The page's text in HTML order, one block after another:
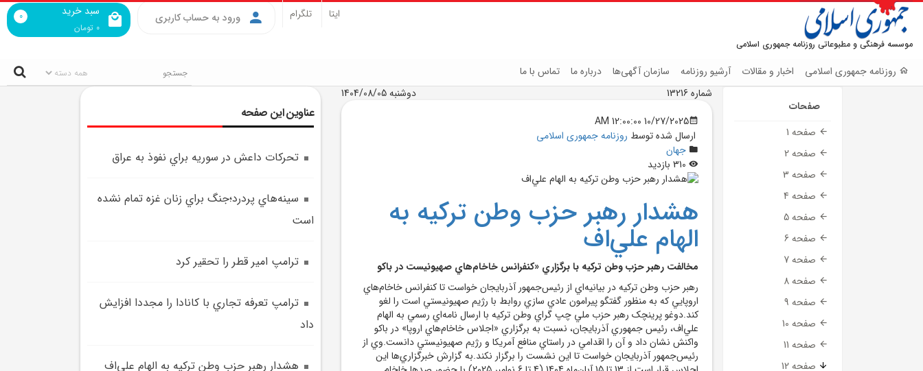
موسسه فرهنگی و مطبوعاتی روزنامه جمهوری اسلامی
سبد خرید
0 تومان
0 ورود به حساب کاربری ایتا تلگرام
روزنامه جمهوری اسلامی اخبار و مقالات آرشیو روزنامه سازمان آگهی‌ها درباره ما تماس با ما
صفحات
صفحه 1
صفحه 2
صفحه 3
صفحه 4
صفحه 5
صفحه 6
صفحه 7
صفحه 8
صفحه 9
صفحه 10
صفحه 11
صفحه 12
شماره 13216
دوشنبه 1404/08/05
10/27/2025 12:00:00 AM
ارسال شده توسط روزنامه جمهوری اسلامی
جهان
هشدار رهبر حزب وطن ترکيه به
الهام علي‌اف
مخالفت رهبر حزب وطن ترکيه با برگزاري «کنفرانس خاخام‌هاي صهيونيست در باکو
رهبر حزب وطن ترکيه در بيانيه‌اي از رئيس‌جمهور آذربايجان خواست تا کنفرانس خاخام‌هاي
اروپايي که به منظور گفتگو پيرامون عادي سازي روابط با رژيم صهيونيستي است را لغو
کند.دوغو پرينچک رهبر حزب ملي چپ گراي وطن ترکيه با ارسال نامه‌اي رسمي به الهام
علي‌اف، رئيس‌ جمهوري آذربايجان، نسبت به برگزاري «اجلاس خاخام‌هاي اروپا» در باکو
واکنش نشان داد و آن را اقدامي در راستاي منافع آمريکا و رژيم صهيونيستي دانست.وي از
رئيس‌جمهور آذربايجان خواست تا اين نشست را برگزار نکند.به گزارش خبرگزاري‌ها اين
عناوین این صفحه
تحرکات داعش در سوريه براي نفوذ به عراق
سينه‌هاي پردرد؛جنگ براي زنان غزه تمام نشده
است
ترامپ امير قطر را تحقير کرد
ترامپ تعرفه تجاري با کانادا را مجددا افزايش
داد
هشدار رهبر حزب وطن ترکيه به الهام علي‌اف